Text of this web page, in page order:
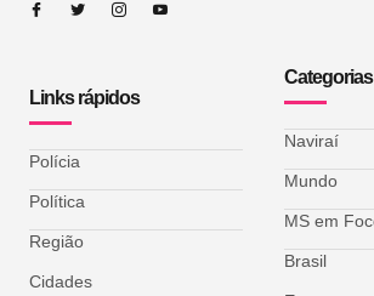
Links rápidos
Polícia
Política
Região
Cidades
Naviraí
Mundo
MS em
Brasil